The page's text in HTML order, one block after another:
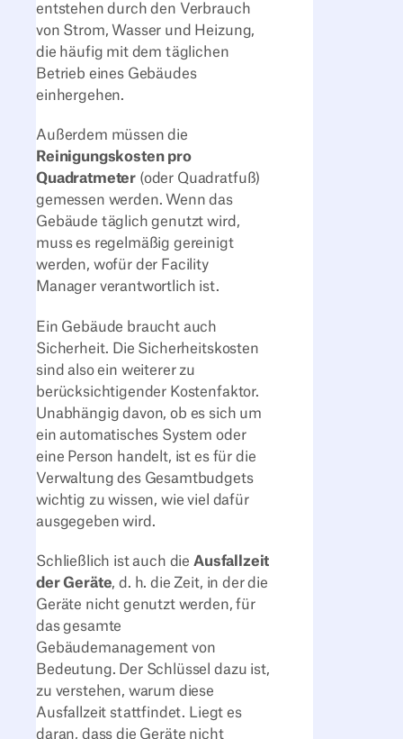
entstehen durch den Verbrauch
von Strom, Wasser und Heizung,
die häufig mit dem täglichen
Betrieb eines Gebäudes
einhergehen.
Außerdem müssen die
Reinigungskosten pro
Quadratmeter (oder Quadratfuß)
gemessen werden. Wenn das
Gebäude täglich genutzt wird,
muss es regelmäßig gereinigt
werden, wofür der Facility
Manager verantwortlich ist.
Ein Gebäude braucht auch
Sicherheit. Die Sicherheitskosten
sind also ein weiterer zu
berücksichtigender Kostenfaktor.
Unabhängig davon, ob es sich um
ein automatisches System oder
eine Person handelt, ist es für die
Verwaltung des Gesamtbudgets
wichtig zu wissen, wie viel dafür
ausgegeben wird.
Schließlich ist auch die Ausfallzeit
der Geräte, d. h. die Zeit, in der die
Geräte nicht genutzt werden, für
das gesamte
Gebäudemanagement von
Bedeutung. Der Schlüssel dazu ist,
zu verstehen, warum diese
Ausfallzeit stattfindet. Liegt es
daran, dass die Geräte nicht